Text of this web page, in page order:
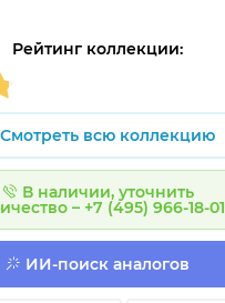
Рейтинг коллекции:
Смотреть всю коллекцию
В наличии, уточнить
– +7 (495) 966-18-01
ИИ-поиск аналогов